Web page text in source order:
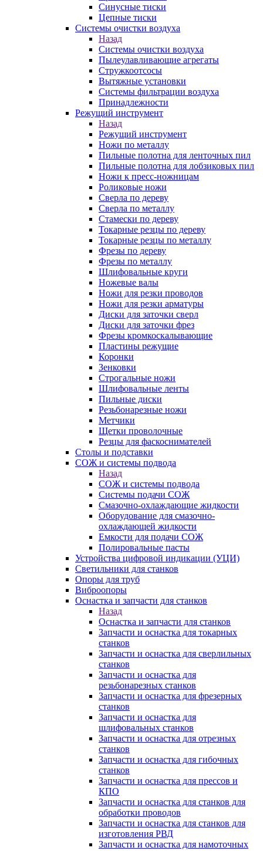
Синусные тиски
Цепные тиски
Системы очистки воздуха
Назад
Системы очистки воздуха
Пылеулавливающие агрегаты
Стружкоотсосы
Вытяжные установки
Системы фильтрации воздуха
Принадлежности
Режущий инструмент
Назад
Режущий инструмент
Ножи по металлу
Пильные полотна для ленточных пил
Пильные полотна для лобзиковых пил
Ножи к пресс-ножницам
Роликовые ножи
Сверла по дереву
Сверла по металлу
Стамески по дереву
Токарные резцы по дереву
Токарные резцы по металлу
Фрезы по дереву
Фрезы по металлу
Шлифовальные круги
Ножевые валы
Ножи для резки проводов
Ножи для резки арматуры
Диски для заточки сверл
Диски для заточки фрез
Фрезы кромкоскалывающие
Пластины режущие
Коронки
Зенковки
Строгальные ножи
Шлифовальные ленты
Пильные диски
Резьбонарезные ножи
Метчики
Щетки проволочные
Резцы для фаскоснимателей
Столы и подставки
СОЖ и системы подвода
Назад
СОЖ и системы подвода
Системы подачи СОЖ
Смазочно-охлаждающие жидкости
Оборудование для смазочно-
охлаждающей жидкости
Емкости для подачи СОЖ
Полировальные пасты
Устройства цифровой индикации (УЦИ)
Светильники для станков
Опоры для труб
Виброопоры
Оснастка и запчасти для станков
Назад
Оснастка и запчасти для станков
Запчасти и оснастка для токарных
станков
Запчасти и оснастка для сверлильных
станков
Запчасти и оснастка для
резьбонарезных станков
Запчасти и оснастка для фрезерных
станков
Запчасти и оснастка для
шлифовальных станков
Запчасти и оснастка для отрезных
станков
Запчасти и оснастка для гибочных
станков
Запчасти и оснастка для прессов и
КПО
Запчасти и оснастка для станков для
обработки проводов
Запчасти и оснастка для станков для
изготовления РВД
Запчасти и оснастка для намоточных